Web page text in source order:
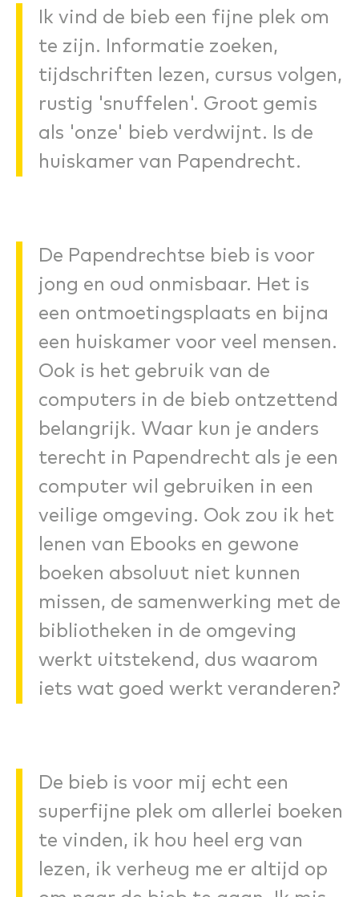
Ik vind de bieb een fijne plek om
te zijn. Informatie zoeken,
tijdschriften lezen, cursus volgen,
rustig 'snuffelen'. Groot gemis
als 'onze' bieb verdwijnt. Is de
huiskamer van Papendrecht.
De Papendrechtse bieb is voor
jong en oud onmisbaar. Het is
een ontmoetingsplaats en bijna
een huiskamer voor veel mensen.
Ook is het gebruik van de
computers in de bieb ontzettend
belangrijk. Waar kun je anders
terecht in Papendrecht als je een
computer wil gebruiken in een
veilige omgeving. Ook zou ik het
lenen van Ebooks en gewone
boeken absoluut niet kunnen
missen, de samenwerking met de
bibliotheken in de omgeving
werkt uitstekend, dus waarom
iets wat goed werkt veranderen?
De bieb is voor mij echt een
superfijne plek om allerlei boeken
te vinden, ik hou heel erg van
lezen, ik verheug me er altijd op